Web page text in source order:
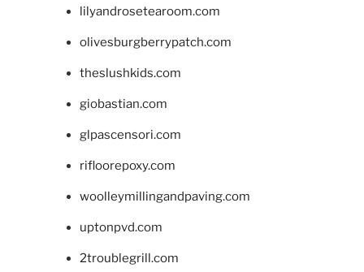
lilyandrosetearoom.com
olivesburgberrypatch.com
theslushkids.com
giobastian.com
glpascensori.com
rifloorepoxy.com
woolleymillingandpaving.com
uptonpvd.com
2troublegrill.com